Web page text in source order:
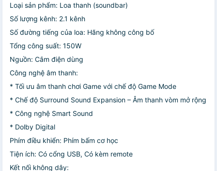
Loại sản phẩm: Loa thanh (soundbar)
Số lượng kênh: 2.1 kênh
Số đường tiếng của loa: Hãng không công bố
Tổng công suất: 150W
Nguồn: Cắm điện dùng
Công nghệ âm thanh:
* Tối ưu âm thanh chơi Game với chế độ Game Mode
* Chế độ Surround Sound Expansion – Âm thanh vòm mở rộng
* Công nghệ Smart Sound
* Dolby Digital
Phím điều khiển: Phím bấm cơ học
Tiện ích: Có cổng USB, Có kèm remote
Kết nối không dây: